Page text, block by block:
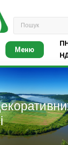
Меню
Листяні
Хвойні
Ліани